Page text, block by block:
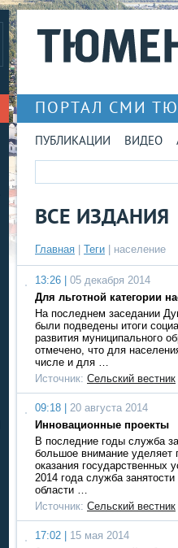
ПОРТАЛ СМИ
ПУБЛИКАЦИИ ВИДЕО
ВСЕ ИЗДАНИЯ
Главная Теги | население
13:26 |
05 декабря 2014
Для льготной категории
На последнем заседании
были подведены итоги
развития муниципального
отмечено, что для
числе и для …
Источник: Сельский вестник
09:18 |
20 августа 2014
Инновационные проекты
В последние годы служба
большое внимание уделяет
оказания государственных
2014 года служба
области …
Источник: Сельский вестник
17:02 |
15 мая 2014